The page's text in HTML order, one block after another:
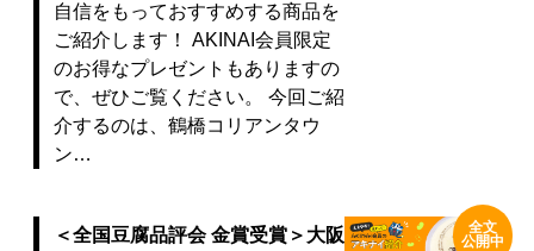
自信をもっておすすめする商品を
ご紹介します！ AKINAI会員限定
のお得なプレゼントもありますの
で、ぜひご覧ください。 今回ご紹
介するのは、鶴橋コリアンタウ
ン…
全文
公開中
＜全国豆腐品評会 金賞受賞＞大阪